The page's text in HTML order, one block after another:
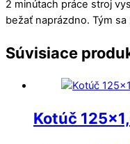
2 minútach práce stroj
bežať naprázdno. Tým
Súvisiace
Kotúč